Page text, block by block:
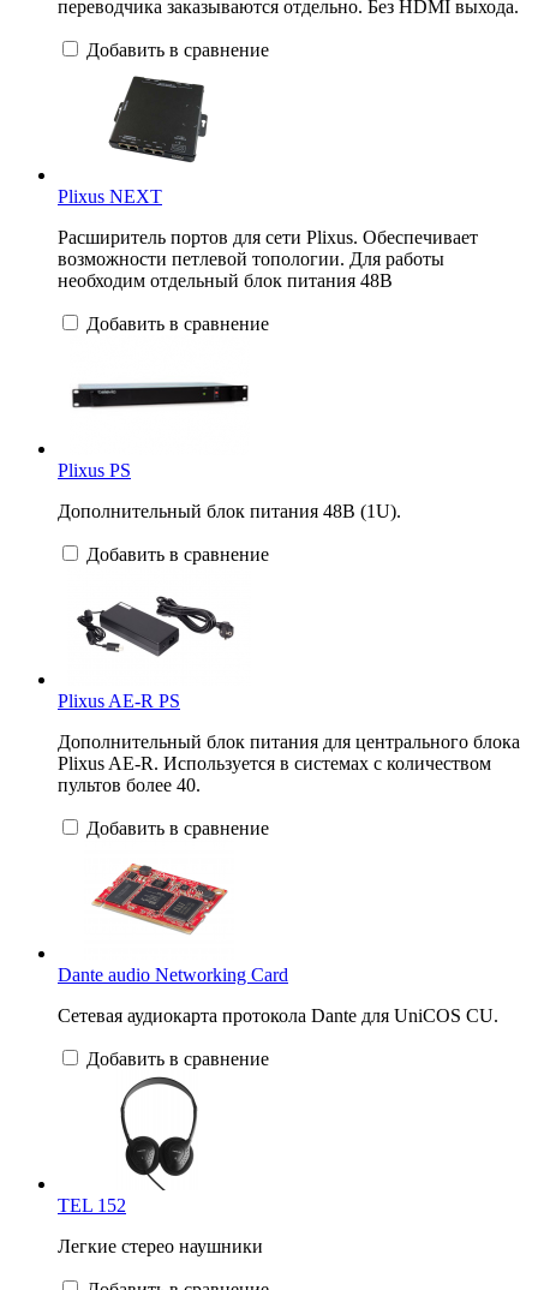
переводчика заказываются отдельно. Без HDMI выхода.
Добавить в сравнение
Plixus NEXT
Расширитель портов для сети Plixus. Обеспечивает
возможности петлевой топологии. Для работы
необходим отдельный блок питания 48В
Добавить в сравнение
Plixus PS
Дополнительный блок питания 48В (1U).
Добавить в сравнение
Plixus AE-R PS
Дополнительный блок питания для центрального блока
Plixus AE-R. Используется в системах с количеством
пультов более 40.
Добавить в сравнение
Dante audio Networking Card
Сетевая аудиокарта протокола Dante для UniCOS CU.
Добавить в сравнение
TEL 152
Легкие стерео наушники